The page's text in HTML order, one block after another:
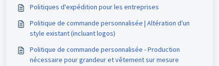
Politiques d'expédition pour les entreprises
Politique de commande personnalisée | Altération d'un
style existant (incluant logos)
Politique de commande personnalisée - Production
nécessaire pour grandeur et vêtement sur mesure